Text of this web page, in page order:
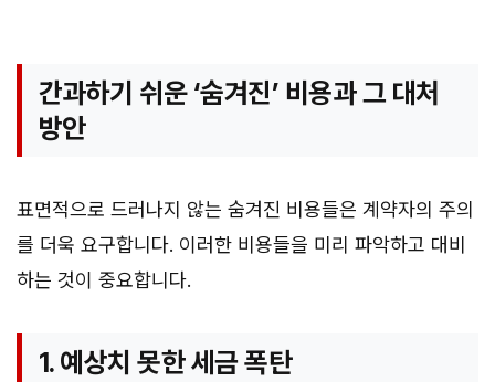
간과하기 쉬운 ‘숨겨진’ 비용과 그 대처
방안
표면적으로 드러나지 않는 숨겨진 비용들은 계약자의 주의
를 더욱 요구합니다. 이러한 비용들을 미리 파악하고 대비
하는 것이 중요합니다.
1. 예상치 못한 세금 폭탄